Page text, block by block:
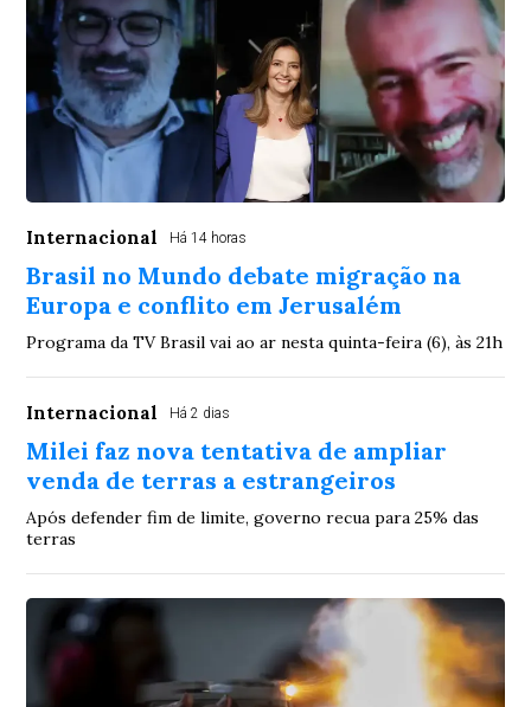
Internacional Há 14 horas
Brasil no Mundo debate migração na
Europa e conflito em Jerusalém
Programa da TV Brasil vai ao ar nesta quinta-feira (6), às 21h
Internacional Há 2 dias
Milei faz nova tentativa de ampliar
venda de terras a estrangeiros
Após defender fim de limite, governo recua para 25% das
terras